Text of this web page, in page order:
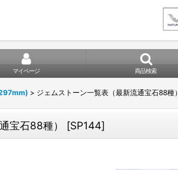
マイページ 商品検索
> ジェムストーン一覧表（最新流通宝石88種）
宝石88種） [SP144]